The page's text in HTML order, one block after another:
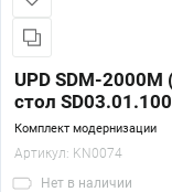
UPD SDM-
стол
Комплект модернизации
Артикул: KN0074
Нет в наличии